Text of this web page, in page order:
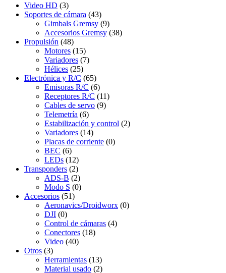
Video HD (3)
Soportes de cámara (43)
Gimbals Gremsy (9)
Accesorios Gremsy (38)
Propulsión (48)
Motores (15)
Variadores (7)
Hélices (25)
Electrónica y R/C (65)
Emisoras R/C (6)
Receptores R/C (11)
Cables de servo (9)
Telemetría (6)
Estabilización y control (2)
Variadores (14)
Placas de corriente (0)
BEC (6)
LEDs (12)
Transponders (2)
ADS-B (2)
Modo S (0)
Accesorios (51)
Aeronavics/Droidworx (0)
DJI (0)
Control de cámaras (4)
Conectores (18)
Video (40)
Otros (3)
Herramientas (13)
Material usado (2)